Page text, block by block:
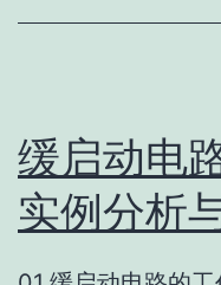
缓启动电
实例分析